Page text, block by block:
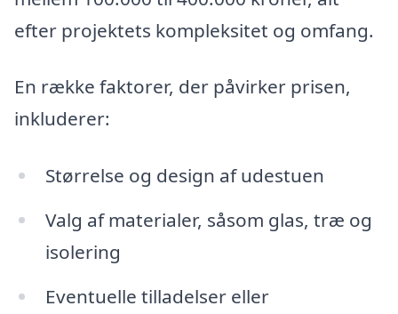
efter projektets kompleksitet og omfang.
En række faktorer, der påvirker prisen,
inkluderer:
Størrelse og design af udestuen
Valg af materialer, såsom glas, træ og
isolering
Eventuelle tilladelser eller